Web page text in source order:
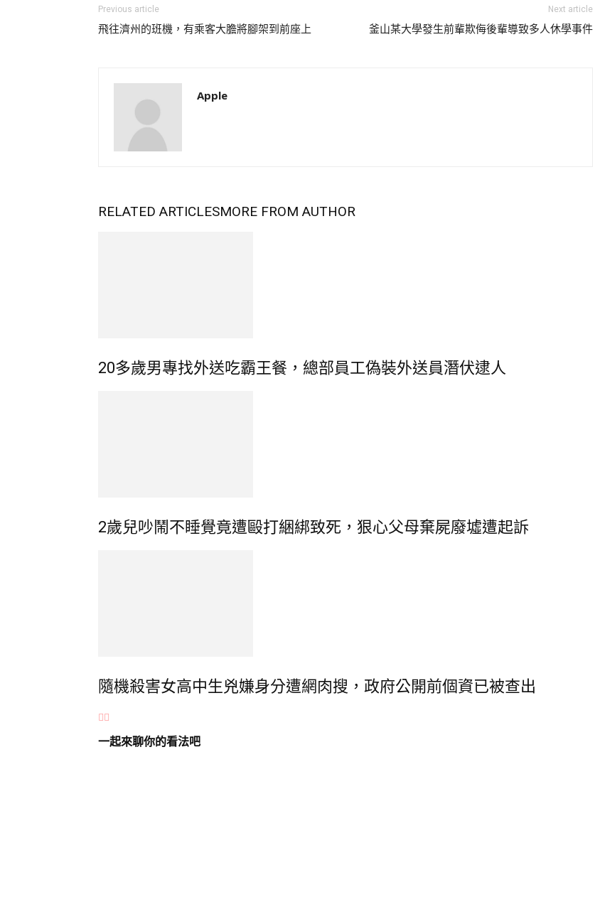
Previous article
飛往濟州的班機，有乘客大膽將腳架到前座上
Next article
釜山某大學發生前輩欺侮後輩導致多人休學事件
Apple
RELATED ARTICLESMORE FROM AUTHOR
20多歲男專找外送吃霸王餐，總部員工偽裝外送員潛伏逮人
2歲兒吵鬧不睡覺竟遭毆打綑綁致死，狠心父母棄屍廢墟遭起訴
隨機殺害女高中生兇嫌身分遭網肉搜，政府公開前個資已被查出
一起來聊你的看法吧